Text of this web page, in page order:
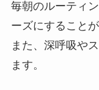
毎朝のルーティ
ーズにすること
また、深呼吸や
ます。